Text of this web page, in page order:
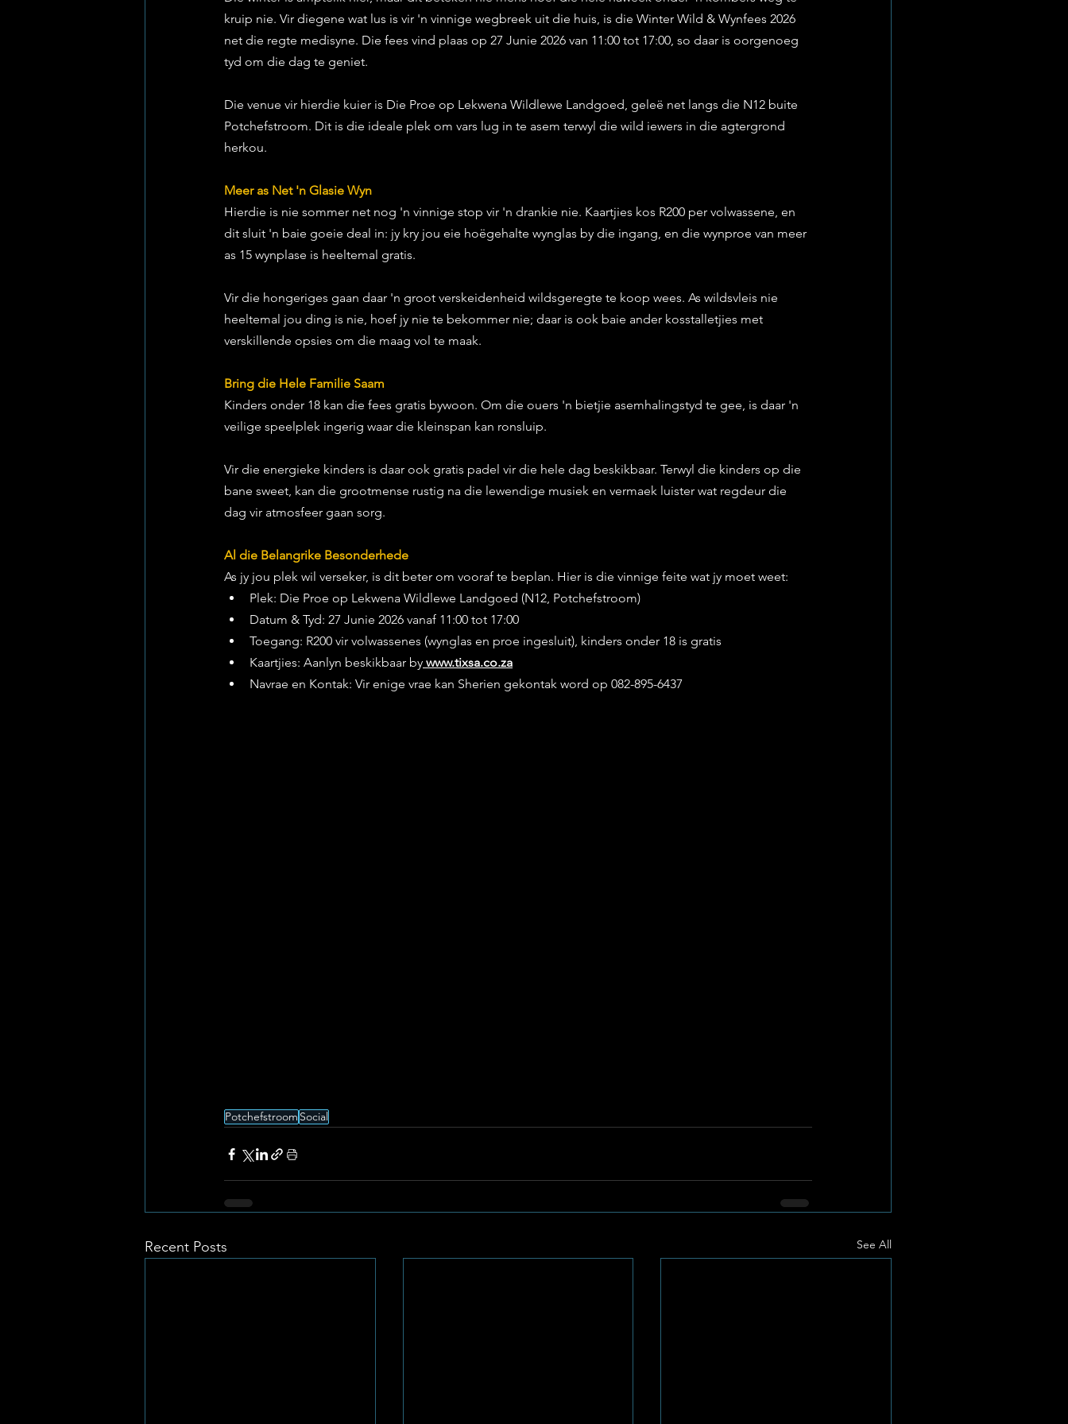
kruip nie. Vir diegene wat lus is vir 'n vinnige wegbreek uit die huis, is die Winter Wild & Wynfees 2026
net die regte medisyne. Die fees vind plaas op 27 Junie 2026 van 11:00 tot 17:00, so daar is oorgenoeg
tyd om die dag te geniet.
Die venue vir hierdie kuier is Die Proe op Lekwena Wildlewe Landgoed, geleë net langs die N12 buite
Potchefstroom. Dit is die ideale plek om vars lug in te asem terwyl die wild iewers in die agtergrond
herkou.
Meer as Net 'n Glasie Wyn
Hierdie is nie sommer net nog 'n vinnige stop vir 'n drankie nie. Kaartjies kos R200 per volwassene, en
dit sluit 'n baie goeie deal in: jy kry jou eie hoëgehalte wynglas by die ingang, en die wynproe van meer
as 15 wynplase is heeltemal gratis.
Vir die hongeriges gaan daar 'n groot verskeidenheid wildsgeregte te koop wees. As wildsvleis nie
heeltemal jou ding is nie, hoef jy nie te bekommer nie; daar is ook baie ander kosstalletjies met
verskillende opsies om die maag vol te maak.
Bring die Hele Familie Saam
Kinders onder 18 kan die fees gratis bywoon. Om die ouers 'n bietjie asemhalingstyd te gee, is daar 'n
veilige speelplek ingerig waar die kleinspan kan ronsluip.
Vir die energieke kinders is daar ook gratis padel vir die hele dag beskikbaar. Terwyl die kinders op die
bane sweet, kan die grootmense rustig na die lewendige musiek en vermaek luister wat regdeur die
dag vir atmosfeer gaan sorg.
Al die Belangrike Besonderhede
As jy jou plek wil verseker, is dit beter om vooraf te beplan. Hier is die vinnige feite wat jy moet weet:
Plek: Die Proe op Lekwena Wildlewe Landgoed (N12, Potchefstroom)
Datum & Tyd: 27 Junie 2026 vanaf 11:00 tot 17:00
Toegang: R200 vir volwassenes (wynglas en proe ingesluit), kinders onder 18 is gratis
Kaartjies: Aanlyn beskikbaar by www.tixsa.co.za
Navrae en Kontak: Vir enige vrae kan Sherien gekontak word op 082-895-6437
Potchefstroom Social
Recent Posts See All